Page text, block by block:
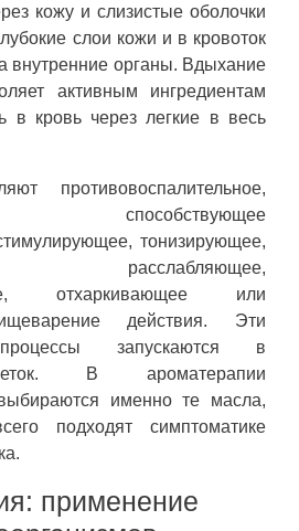
кожу и слизистые оболочки
слои кожи и в кровоток
внутренние органы. Вдыхание
активным ингредиентам
в кровь через легкие в весь
противовоспалительное,
способствующее
тонизирующее,
расслабляющее,
отхаркивающее или
действия. Эти
запускаются в
В ароматерапии
именно те масла,
подходят симптоматике
применение